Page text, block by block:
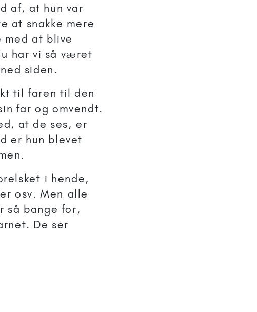
af, at hun var
at snakke mere
med at blive
har vi så været
siden.
til faren til den
far og omvendt.
at de ses, er
er hun blevet
i hende,
osv. Men alle
så bange for,
De ser